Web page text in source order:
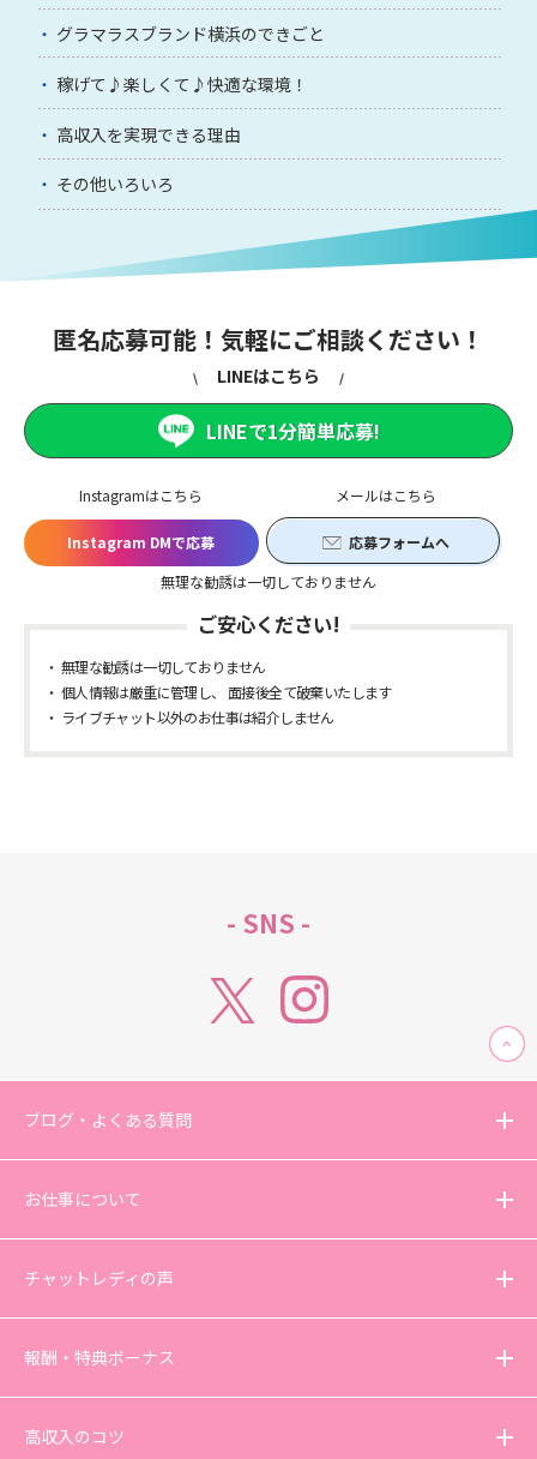
グラマラスブランド横浜のできごと
稼げて♪楽しくて♪快適な環境！
高収入を実現できる理由
その他いろいろ
匿名応募可能！気軽にご相談ください！
Instagramはこちら
Instagram DMで応募
メールはこちら
応募フォームへ
無理な勧誘は一切しておりません
LINEはこちら
LINEで1分簡単応募!
ご安心ください!
無理な勧誘は一切しておりません
個人情報は厳重に管理し、 面接後全て破棄いたします
ライブチャット以外のお仕事は紹介しません
- SNS -
ブログ・よくある質問
お仕事について
チャットレディの声
報酬・特典ボーナス
高収入のコツ